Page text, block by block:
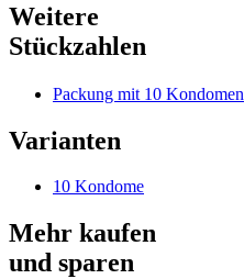
Weitere
Stückzahlen
Packung mit 10 Kondomen
Varianten
10 Kondome
Mehr kaufen
und sparen